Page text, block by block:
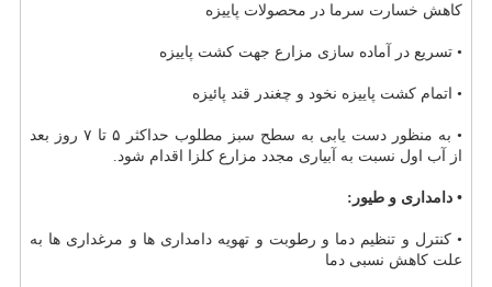
كاهش خسارت سرما در محصولات پاییزه
• تسریع در آماده سازی مزارع جهت كشت پاییزه
• اتمام كشت پاییزه نخود و چغندر قند پائیزه
• به منظور دست یابی به سطح سبز مطلوب حداكثر ۵ تا ۷ روز بعد
از آب اول نسبت به آبیاری مجدد مزارع كلزا اقدام شود.
• دامداری و طیور:
• كنترل و تنظیم دما و رطوبت و تهویه دامداری ها و مرغداری ها به
علت كاهش نسبی دما